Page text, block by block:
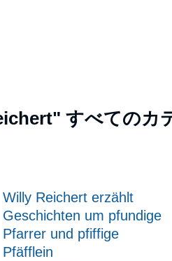
すべてのカ
Willy Reichert erzählt
Geschichten um pfundige
Pfarrer und pfiffige
Pfäfflein